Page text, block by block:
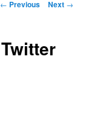
Post
← Previous Next →